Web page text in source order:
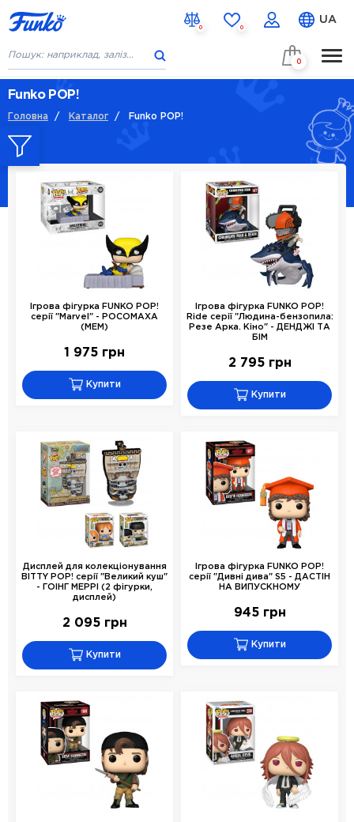
0 0
UA
0
ГОЛОВНА
НОВИНКИ
СКОРО В НАЯВНОСТІ
ПРО НАС
Funko POP!
Головна / Каталог/ Funko POP!
Ігрова фігурка FUNKO POP!
серії "Marvel" - РОСОМАХА
(МЕМ)
1 975 грн
Купити
Ігрова фігурка FUNKO POP!
Ride серії "Людина-бензопила:
Резе Арка. Кіно" - ДЕНДЖІ ТА
БІМ
2 795 грн
Купити
Дисплей для колекціонування
BITTY POP! серії "Великий куш"
- ГОІНГ МЕРРІ (2 фігурки,
дисплей)
2 095 грн
Купити
Ігрова фігурка FUNKO POP!
серії "Дивні дива" S5 - ДАСТІН
НА ВИПУСКНОМУ
945 грн
Купити